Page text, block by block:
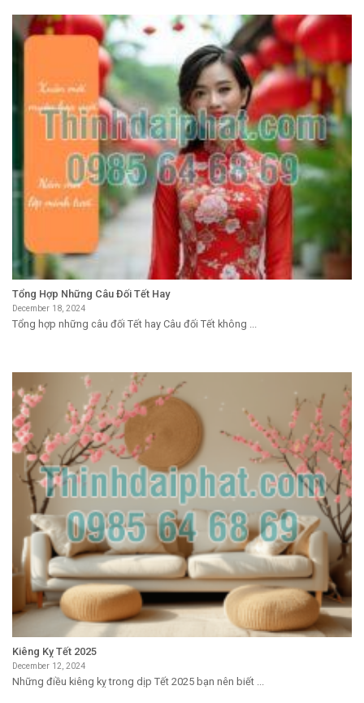
Tổng Hợp Những Câu Đối Tết Hay
December 18, 2024
Tổng hợp những câu đối Tết hay Câu đối Tết không ...
Kiêng Kỵ Tết 2025
December 12, 2024
Những điều kiêng kỵ trong dịp Tết 2025 bạn nên biết ...